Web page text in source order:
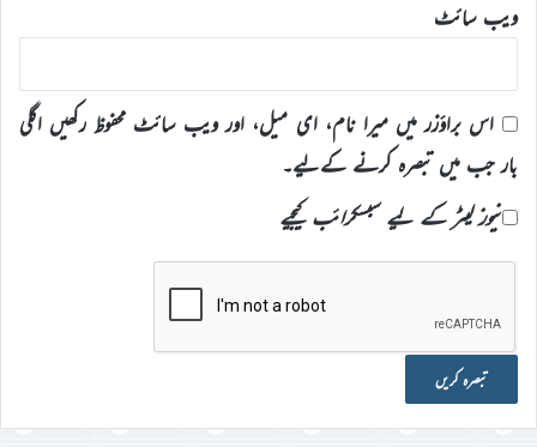
ویب‌ سائٹ
اس براؤزر میں میرا نام، ای میل، اور ویب سائٹ محفوظ رکھیں اگلی
بار جب میں تبصرہ کرنے کےلیے۔
نیوز لیٹر کے لیے سبسکرائب کیجیے